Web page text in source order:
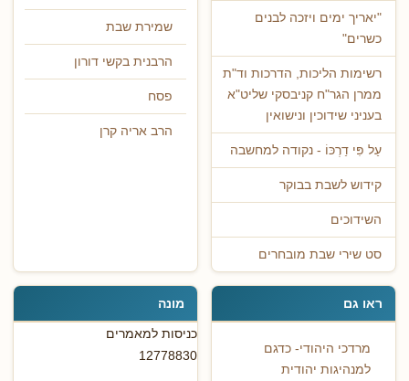
"יאריך ימים ויזכה לבנים
כשרים"
רשימות הליכות, הדרכות וד"ת
ממרן הגר"ח קניבסקי שליט"א
בעניני שידוכין ונישואין
עַל פִּי דַרְכּוֹ - נקודה למחשבה
קידוש לשבת בבוקר
השידוכים
סט שירי שבת מובחרים
שמירת שבת
הרבנית בקשי דורון
פסח
הרב אריה קרן
ראו גם
מרדכי היהודי- כדגם
למנהיגות יהודית
מונה
כניסות למאמרים
12778830